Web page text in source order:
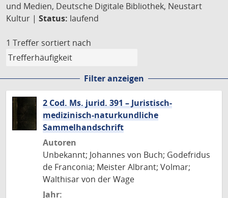
und Medien, Deutsche Digitale Bibliothek, Neustart
Kultur | Status: laufend
1 Treffer sortiert nach
Filter anzeigen
2 Cod. Ms. jurid. 391 – Juristisch-
medizinisch-naturkundliche
Sammelhandschrift
Autoren
Unbekannt; Johannes von Buch; Godefridus
de Franconia; Meister Albrant; Volmar;
Walthisar von der Wage
Jahr: